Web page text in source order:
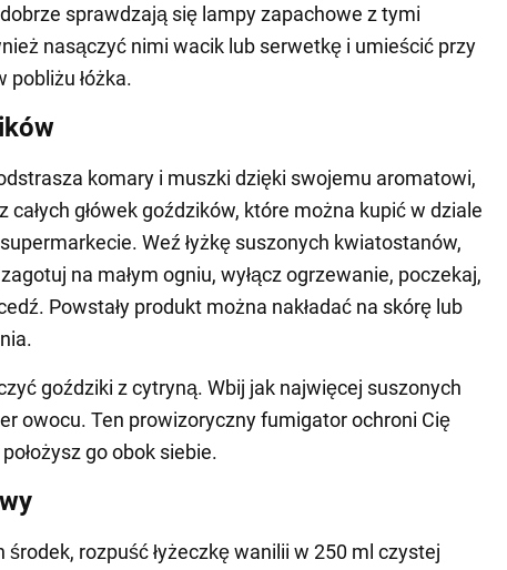
sprawdzają się lampy zapachowe z tymi
nasączyć nimi wacik lub serwetkę i umieścić przy
łóżka.
komary i muszki dzięki swojemu aromatowi,
całych główek goździków, które można kupić w dziale
Weź łyżkę suszonych kwiatostanów,
na małym ogniu, wyłącz ogrzewanie, poczekaj,
Powstały produkt można nakładać na skórę lub
goździki z cytryną. Wbij jak najwięcej suszonych
owocu. Ten prowizoryczny fumigator ochroni Cię
go obok siebie.
rozpuść łyżeczkę wanilii w 250 ml czystej